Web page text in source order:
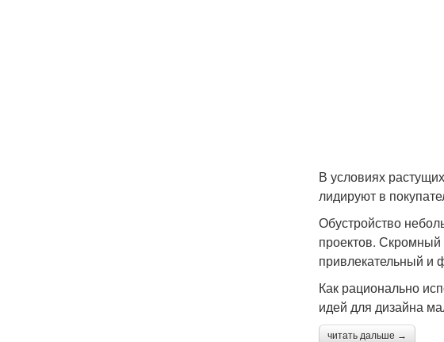
В условиях
лидируют в
Обустройство
проектов. Скромный
привлекательный и
Как рационально
идей для дизайна
читать дальше →